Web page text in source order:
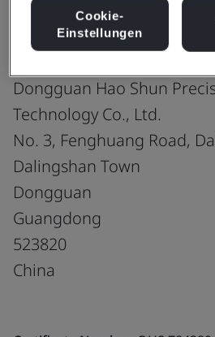
ISO
Dongguan Hao Shun
Technology Co., Ltd.
No. 3, Fenghuang Road,
Dalingshan Town
Dongguan
Guangdong
523820
China
Cookie-
Einstellungen